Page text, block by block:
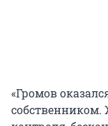
«Громов
собственником.